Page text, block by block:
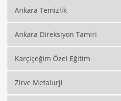
Ankara Temizlik
Ankara Direksiyon Tamiri
Karçiçeğim Özel Eğitim
Zirve Metalurji